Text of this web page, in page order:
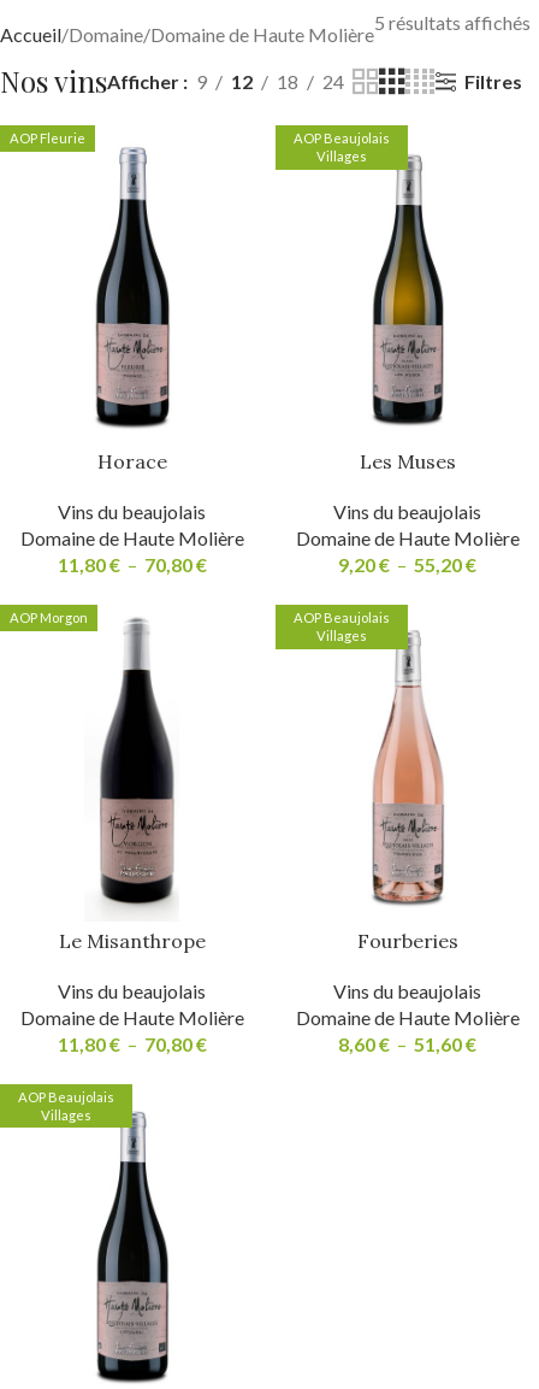
Accueil Domaine Domaine de Haute Molière
5 résultats affichés
Nos vinsAfficher 9 12 18 24 Filtres
AOP Fleurie
Horace
Vins du beaujolais
Domaine de Haute Molière
11,80€ – 70,80€
AOP Beaujolais
Villages
Les Muses
Vins du beaujolais
Domaine de Haute Molière
9,20€ – 55,20€
AOP Morgon
Le Misanthrope
Vins du beaujolais
Domaine de Haute Molière
11,80€ – 70,80€
AOP Beaujolais
Villages
Fourberies
Vins du beaujolais
Domaine de Haute Molière
8,60€ – 51,60€
AOP Beaujolais
Villages